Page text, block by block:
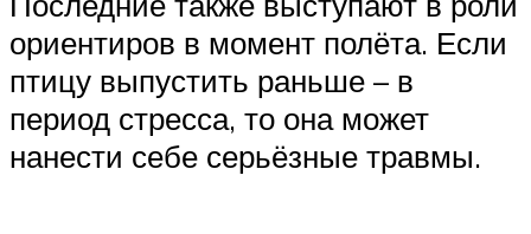
ориентиров в момент полёта. Если
птицу выпустить раньше – в
период стресса, то она может
нанести себе серьёзные травмы.